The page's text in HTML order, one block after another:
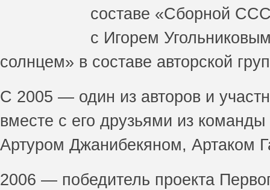
составе «Сборной
с Игорем
солнцем» в составе авторской
С 2005 — один из авторов и
вместе с его друзьями из
Артуром Джанибекяном, Артаком
2006 — победитель проекта